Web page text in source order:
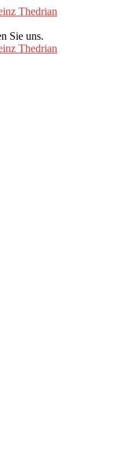
Sie uns.